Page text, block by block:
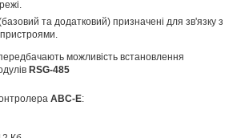
та додатковий) призначені для зв'язку з
можливість встановлення
RSG-485
ABC-E: